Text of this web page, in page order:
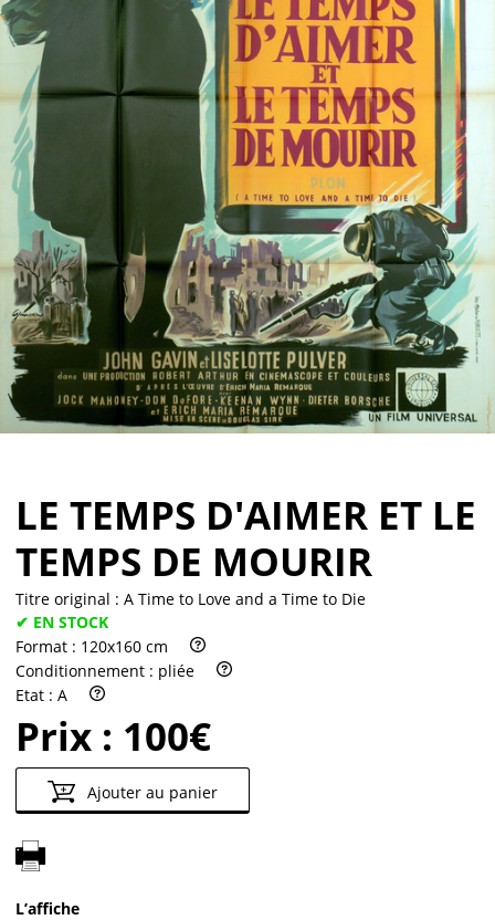
LE TEMPS D'AIMER ET LE
TEMPS DE MOURIR
Titre original : A Time to Love and a Time to Die
✔ EN STOCK
Format : 120x160 cm
Conditionnement : pliée
Etat : A
Prix : 100€
Ajouter au panier
L’affiche